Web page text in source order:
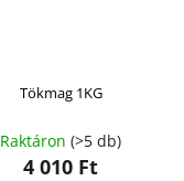
Tökmag 1KG
Raktáron (>5 db)
4 010 Ft